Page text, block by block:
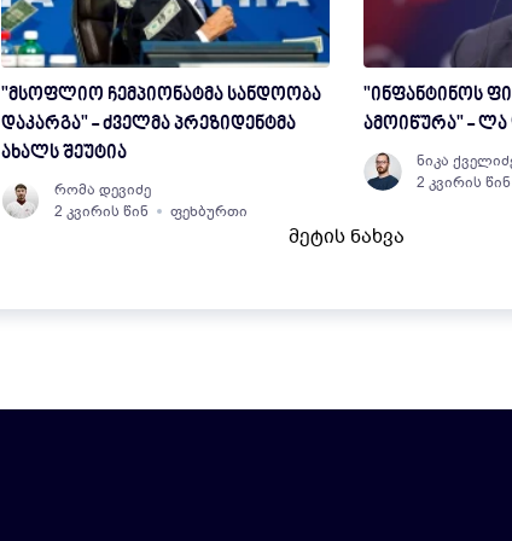
"მსოფლიო ჩემპიონატმა სანდოობა
დაკარგა" - ძველმა პრეზიდენტმა
ახალს შეუტია
რომა დევიძე
2 კვირის წინ
ფეხბურთი
"ინფანტინოს
ამოიწურა" - ლა
ნიკა
2 კვირის წინ
მეტის ნახვა